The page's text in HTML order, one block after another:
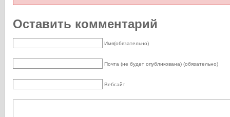
Оставить комментарий
Имя(обязательно)
Почта (не будет опубликована) (обязательно)
Вебсайт